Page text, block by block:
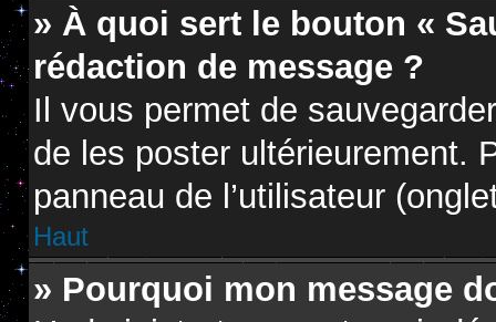
» À quoi sert le bouton «
rédaction de message ?
Il vous permet de
de les poster ultérieurement.
panneau de l’utilisateur
Haut
» Pourquoi mon message